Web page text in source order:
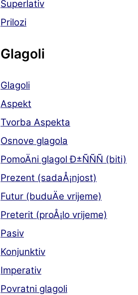
Superlativ
Prilozi
Glagoli
Glagoli
Aspekt
Tvorba Aspekta
Osnove glagola
PomoÄni glagol Ð±ÑÑÑ (biti)
Prezent (sadaÅ¡njost)
Futur (buduÄe vrijeme)
Preterit (proÅ¡lo vrijeme)
Pasiv
Konjunktiv
Imperativ
Povratni glagoli